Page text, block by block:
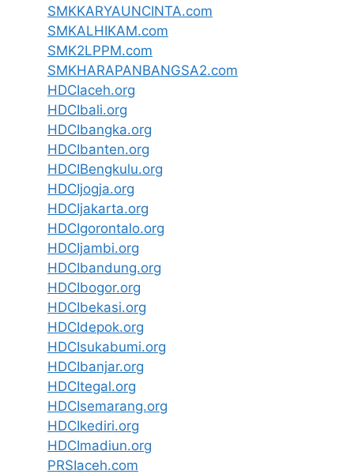
SMKKARYAUNCINTA.com
SMKALHIKAM.com
SMK2LPPM.com
SMKHARAPANBANGSA2.com
HDCIaceh.org
HDCIbali.org
HDCIbangka.org
HDCIbanten.org
HDCIBengkulu.org
HDCIjogja.org
HDCIjakarta.org
HDCIgorontalo.org
HDCIjambi.org
HDCIbandung.org
HDCIbogor.org
HDCIbekasi.org
HDCIdepok.org
HDCIsukabumi.org
HDCIbanjar.org
HDCItegal.org
HDCIsemarang.org
HDCIkediri.org
HDCImadiun.org
PRSIaceh.com